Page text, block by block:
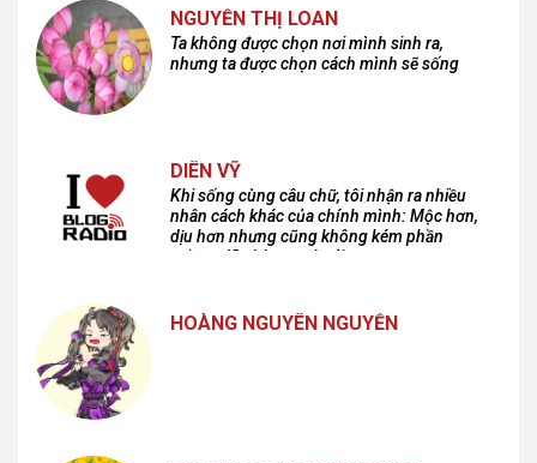
NGUYỄN THỊ LOAN
Ta không được chọn nơi mình sinh ra,
nhưng ta được chọn cách mình sẽ sống
DIÊN VỸ
Khi sống cùng câu chữ, tôi nhận ra nhiều
nhân cách khác của chính mình: Mộc hơn,
dịu hơn nhưng cũng không kém phần
cuồng dã và hoang hoải...
HOÀNG NGUYÊN NGUYỄN